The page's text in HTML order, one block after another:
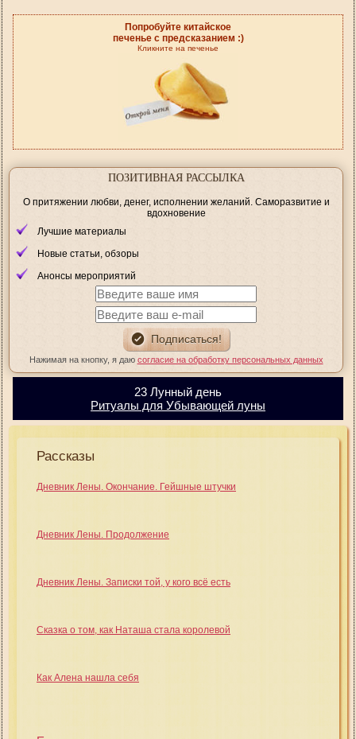
Попробуйте китайское
печенье с предсказанием :)
Кликните на печенье
ПОЗИТИВНАЯ РАССЫЛКА
О притяжении любви, денег, исполнении желаний. Саморазвитие и
вдохновение
Лучшие материалы
Новые статьи, обзоры
Анонсы мероприятий
Нажимая на кнопку, я даю согласие на обработку персональных данных
23 Лунный день
Ритуалы для Убывающей луны
Рассказы
Дневник Лены. Окончание. Гейшные штучки
Дневник Лены. Продолжение
Дневник Лены. Записки той, у кого всё есть
Сказка о том, как Наташа стала королевой
Как Алена нашла себя